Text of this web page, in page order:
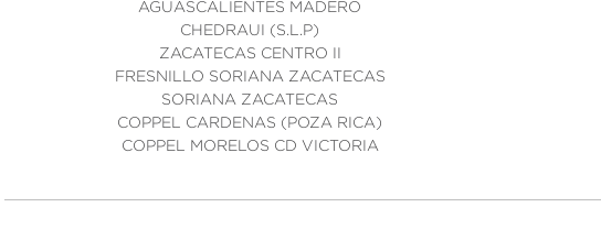
AGUASCALIENTES MADERO
CHEDRAUI (S.L.P)
ZACATECAS CENTRO II
FRESNILLO SORIANA ZACATECAS
SORIANA ZACATECAS
COPPEL CARDENAS (POZA RICA)
COPPEL MORELOS CD VICTORIA